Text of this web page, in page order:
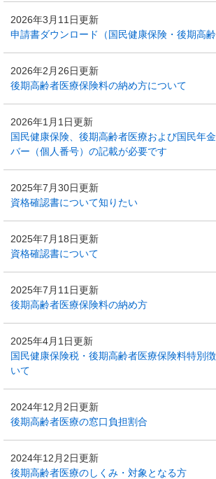
2026年3月11日更新
申請書ダウンロード（国民健康保険・後期高齢
2026年2月26日更新
後期高齢者医療保険料の納め方について
2026年1月1日更新
国民健康保険、後期高齢者医療および国民年
バー（個人番号）の記載が必要です
2025年7月30日更新
資格確認書について知りたい
2025年7月18日更新
資格確認書について
2025年7月11日更新
後期高齢者医療保険料の納め方
2025年4月1日更新
国民健康保険税・後期高齢者医療保険料特別
いて
2024年12月2日更新
後期高齢者医療の窓口負担割合
2024年12月2日更新
後期高齢者医療のしくみ・対象となる方